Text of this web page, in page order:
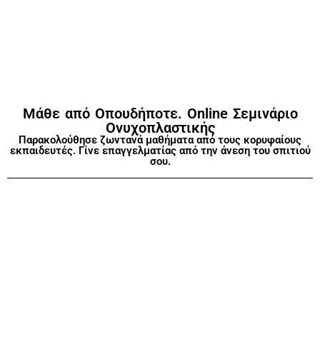
Μάθε από Οπουδήποτε. Online Σεμινάριο
Ονυχοπλαστικής
Παρακολούθησε ζωντανά μαθήματα από τους κορυφαίους
εκπαιδευτές. Γίνε επαγγελματίας από την άνεση του σπιτιού
σου.